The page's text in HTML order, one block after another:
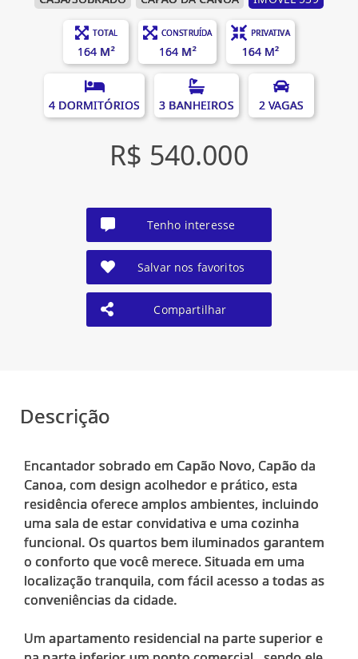
TOTAL
164 M²
CONSTRUÍDA
164 M²
PRIVATIVA
164 M²
4 DORMITÓRIOS 3 BANHEIROS 2 VAGAS
R$ 540.000
Tenho interesse
Salvar nos favoritos
Compartilhar
Descrição
Encantador sobrado em Capão Novo, Capão da
Canoa, com design acolhedor e prático, esta
residência oferece amplos ambientes, incluindo
uma sala de estar convidativa e uma cozinha
funcional. Os quartos bem iluminados garantem
o conforto que você merece. Situada em uma
localização tranquila, com fácil acesso a todas as
conveniências da cidade.
Um apartamento residencial na parte superior e